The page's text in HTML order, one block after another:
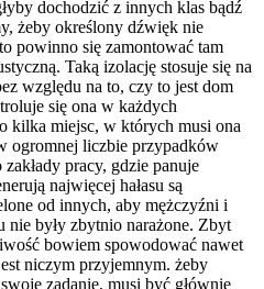
dochodzić z innych klas bądź
żeby określony dźwięk nie
powinno się zamontować tam
Taką izolację stosuje się na
względu na to, czy to jest dom
się ona w każdych
kilka miejsc, w których musi ona
ogromnej liczbie przypadków
pracy, gdzie panuje
najwięcej hałasu są
od innych, aby mężczyźni i
były zbytnio narażone. Zbyt
bowiem spowodować nawet
niczym przyjemnym. żeby
zadanie, musi być głównie